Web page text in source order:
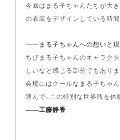
今回はまる子ちゃんたちが大
の衣装をデザインしている時
――まる子ちゃんへの想いと
ちびまる子ちゃんのキャラク
しいなと感じる部分でもありま
会場にはクールなまる子ちゃ
運んで、この特別な世界観を体
――工藤静香